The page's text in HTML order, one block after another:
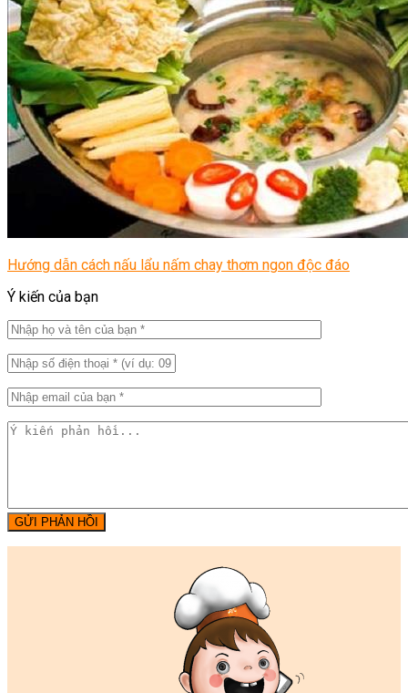
Hướng dẫn cách nấu lẩu nấm chay thơm ngon độc đáo
Ý kiến của bạn
GỬI PHẢN HỒI